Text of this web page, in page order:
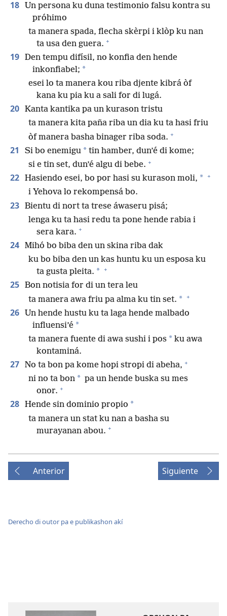
18 Un persona ku duna testimonio falsu kontra su
próhimo
ta manera spada, flecha skèrpi i klòp ku nan
ta usa den guera. +
19 Den tempu difísil, no konfia den hende
inkonfiabel; *
esei lo ta manera kou riba djente kibrá òf
kana ku pia ku a sali for di lugá.
20 Kanta kantika pa un kurason tristu
ta manera kita paña riba un dia ku ta hasi friu
òf manera basha binager riba soda. +
21 Si bo enemigu * tin hamber, dun’é di kome;
si e tin set, dun’é algu di bebe. +
22 Hasiendo esei, bo por hasi su kurason moli, * +
i Yehova lo rekompensá bo.
23 Bientu di nort ta trese áwaseru pisá;
lenga ku ta hasi redu ta pone hende rabia i
sera kara. +
24 Mihó bo biba den un skina riba dak
ku bo biba den un kas huntu ku un esposa ku
ta gusta pleita. * +
25 Bon notisia for di un tera leu
ta manera awa friu pa alma ku tin set. * +
26 Un hende hustu ku ta laga hende malbado
influensi’é *
ta manera fuente di awa sushi i pos * ku awa
kontaminá.
27 No ta bon pa kome hopi stropi di abeha, +
ni no ta bon * pa un hende buska su mes
onor. +
28 Hende sin dominio propio *
ta manera un stat ku nan a basha su
murayanan abou. +
Anterior Siguiente
Derecho di outor pa e publikashon akí